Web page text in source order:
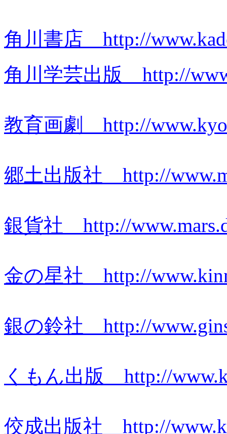
角川書店 http://
角川学芸出版 http://
教育画劇 http://
郷土出版社 http://
銀貨社 http://
金の星社 http://
銀の鈴社 http://
くもん出版 http://
佼成出版社 http://